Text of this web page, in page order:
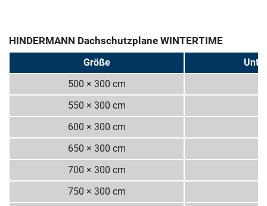
HINDERMANN Dachschutzplane WINTERTIME
Größe
500 × 300 cm
550 × 300 cm
600 × 300 cm
650 × 300 cm
700 × 300 cm
750 × 300 cm